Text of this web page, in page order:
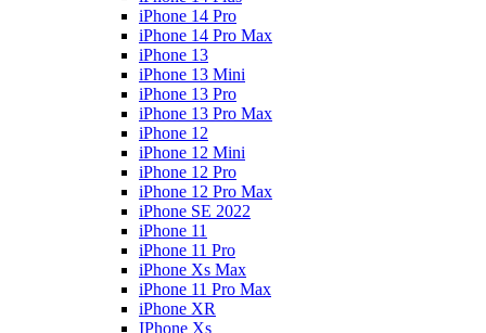
iPhone 14 Pro
iPhone 14 Pro Max
iPhone 13
iPhone 13 Mini
iPhone 13 Pro
iPhone 13 Pro Max
iPhone 12
iPhone 12 Mini
iPhone 12 Pro
iPhone 12 Pro Max
iPhone SE 2022
iPhone 11
iPhone 11 Pro
iPhone Xs Max
iPhone 11 Pro Max
iPhone XR
IPhone Xs